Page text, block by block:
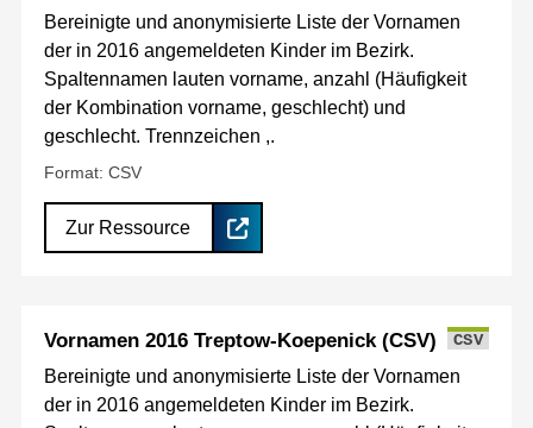
Bereinigte und anonymisierte Liste der Vornamen
der in 2016 angemeldeten Kinder im Bezirk.
Spaltennamen lauten vorname, anzahl (Häufigkeit
der Kombination vorname, geschlecht) und
geschlecht. Trennzeichen ,.
Format: CSV
Zur Ressource
Vornamen 2016 Treptow-Koepenick (CSV) CSV
Bereinigte und anonymisierte Liste der Vornamen
der in 2016 angemeldeten Kinder im Bezirk.